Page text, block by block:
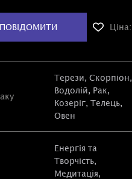
ПОВІДОМИТИ Ціна:
Терези, Скорпіон,
Водолій, Рак,
Козеріг, Телець,
Овен
Енергія та
Творчість,
Медитація,